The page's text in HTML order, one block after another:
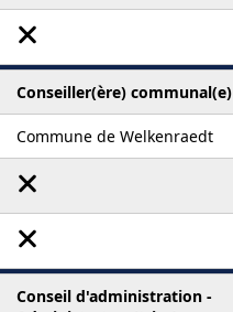
Conseiller(ère) communal(e)
Commune de Welkenraedt
Conseil d'administration -